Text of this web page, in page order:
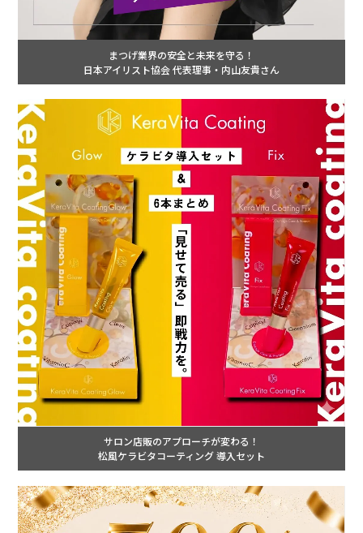
まつげ業界の安全と未来を守る！
日本アイリスト協会 代表理事・内山友貴さん
サロン店販のアプローチが変わる！
松風ケラビタコーティング 導入セット